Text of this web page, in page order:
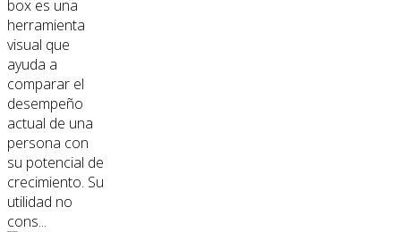
box es una
herramienta
visual que
ayuda a
comparar el
desempeño
actual de una
persona con
su potencial de
crecimiento. Su
utilidad no
cons...